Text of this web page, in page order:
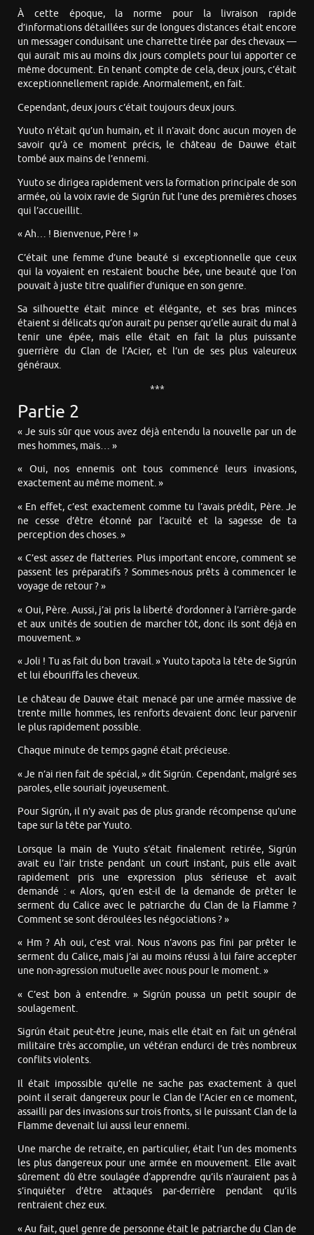
À cette époque, la norme pour la livraison rapide
d’informations détaillées sur de longues distances était encore
un messager conduisant une charrette tirée par des chevaux —
qui aurait mis au moins dix jours complets pour lui apporter ce
même document. En tenant compte de cela, deux jours, c’était
exceptionnellement rapide. Anormalement, en fait.
Cependant, deux jours c’était toujours deux jours.
Yuuto n’était qu’un humain, et il n’avait donc aucun moyen de
savoir qu’à ce moment précis, le château de Dauwe était
tombé aux mains de l’ennemi.
Yuuto se dirigea rapidement vers la formation principale de son
armée, où la voix ravie de Sigrún fut l’une des premières choses
qui l’accueillit.
« Ah… ! Bienvenue, Père ! »
C’était une femme d’une beauté si exceptionnelle que ceux
qui la voyaient en restaient bouche bée, une beauté que l’on
pouvait à juste titre qualifier d’unique en son genre.
Sa silhouette était mince et élégante, et ses bras minces
étaient si délicats qu’on aurait pu penser qu’elle aurait du mal à
tenir une épée, mais elle était en fait la plus puissante
guerrière du Clan de l’Acier, et l’un de ses plus valeureux
généraux.
***
Partie 2
« Je suis sûr que vous avez déjà entendu la nouvelle par un de
mes hommes, mais… »
« Oui, nos ennemis ont tous commencé leurs invasions,
exactement au même moment. »
« En effet, c’est exactement comme tu l’avais prédit, Père. Je
ne cesse d’être étonné par l’acuité et la sagesse de ta
perception des choses. »
« C’est assez de flatteries. Plus important encore, comment se
passent les préparatifs ? Sommes-nous prêts à commencer le
voyage de retour ? »
« Oui, Père. Aussi, j’ai pris la liberté d’ordonner à l’arrière-garde
et aux unités de soutien de marcher tôt, donc ils sont déjà en
mouvement. »
« Joli ! Tu as fait du bon travail. » Yuuto tapota la tête de Sigrún
et lui ébouriffa les cheveux.
Le château de Dauwe était menacé par une armée massive de
trente mille hommes, les renforts devaient donc leur parvenir
le plus rapidement possible.
Chaque minute de temps gagné était précieuse.
« Je n’ai rien fait de spécial, » dit Sigrún. Cependant, malgré ses
paroles, elle souriait joyeusement.
Pour Sigrún, il n’y avait pas de plus grande récompense qu’une
tape sur la tête par Yuuto.
Lorsque la main de Yuuto s’était finalement retirée, Sigrún
avait eu l’air triste pendant un court instant, puis elle avait
rapidement pris une expression plus sérieuse et avait
demandé : « Alors, qu’en est-il de la demande de prêter le
serment du Calice avec le patriarche du Clan de la Flamme ?
Comment se sont déroulées les négociations ? »
« Hm ? Ah oui, c’est vrai. Nous n’avons pas fini par prêter le
serment du Calice, mais j’ai au moins réussi à lui faire accepter
une non-agression mutuelle avec nous pour le moment. »
« C’est bon à entendre. » Sigrún poussa un petit soupir de
soulagement.
Sigrún était peut-être jeune, mais elle était en fait un général
militaire très accomplie, un vétéran endurci de très nombreux
conflits violents.
Il était impossible qu’elle ne sache pas exactement à quel
point il serait dangereux pour le Clan de l’Acier en ce moment,
assailli par des invasions sur trois fronts, si le puissant Clan de la
Flamme devenait lui aussi leur ennemi.
Une marche de retraite, en particulier, était l’un des moments
les plus dangereux pour une armée en mouvement. Elle avait
sûrement dû être soulagée d’apprendre qu’ils n’auraient pas à
s’inquiéter d’être attaqués par-derrière pendant qu’ils
rentraient chez eux.
« Au fait, quel genre de personne était le patriarche du Clan de